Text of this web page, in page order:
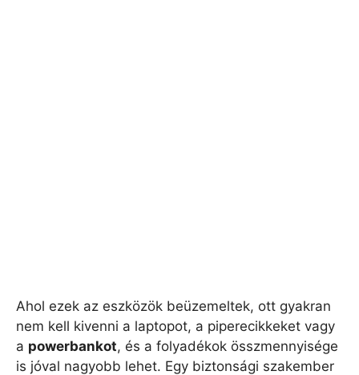
Ahol ezek az eszközök beüzemeltek, ott gyakran
nem kell kivenni a laptopot, a piperecikkeket vagy
a powerbankot, és a folyadékok összmennyisége
is jóval nagyobb lehet. Egy biztonsági szakember